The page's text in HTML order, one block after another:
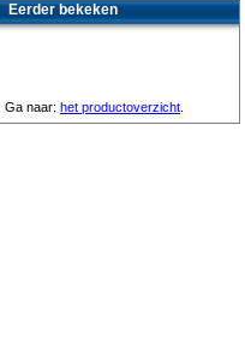
Eerder bekeken
Ga naar: het productoverzicht